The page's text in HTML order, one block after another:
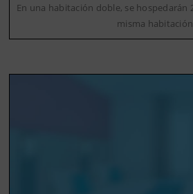
En una habitación doble, se hospedarán
misma habitación